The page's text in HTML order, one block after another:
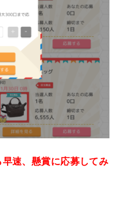
速、懸賞に応募してみ